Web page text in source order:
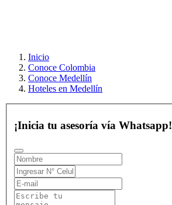
Inicio
Conoce Colombia
Conoce Medellín
Hoteles en Medellín
¡Inicia tu asesoría vía Whatsapp!